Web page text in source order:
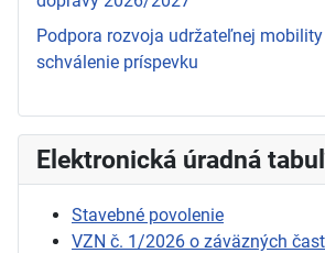
Podpora rozvoja udržateľnej
schválenie príspevku
Elektronická úradná
Stavebné povolenie
VZN č. 1/2026 o záväzných